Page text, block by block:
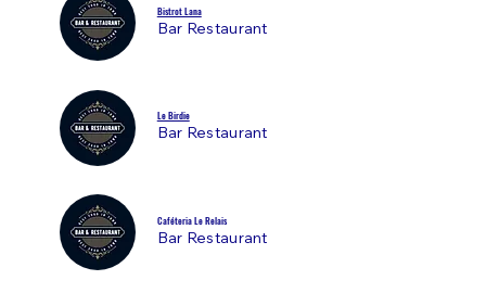
Bistrot Lana
Bar Restaurant
Le Birdie
Bar Restaurant
Caféteria Le Relais
Bar Restaurant